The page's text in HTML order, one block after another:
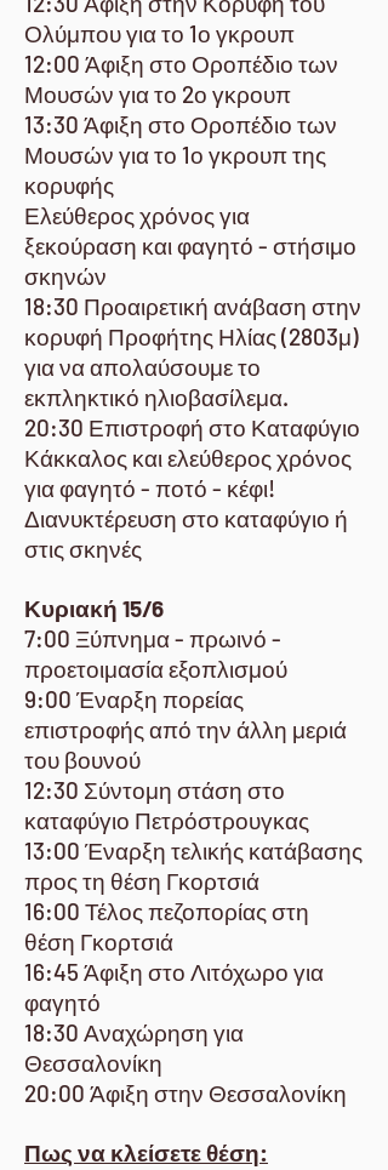
Ολύμπου για το 1ο γκρουπ
12:00 Άφιξη στο Οροπέδιο των
Μουσών για το 2ο γκρουπ
13:30 Άφιξη στο Οροπέδιο των
Μουσών για το 1ο γκρουπ της
κορυφής
Ελεύθερος χρόνος για
ξεκούραση και φαγητό - στήσιμο
σκηνών
18:30 Προαιρετική ανάβαση στην
κορυφή Προφήτης Ηλίας (2803μ)
για να απολαύσουμε το
εκπληκτικό ηλιοβασίλεμα.
20:30 Επιστροφή στο Καταφύγιο
Κάκκαλος και ελεύθερος χρόνος
για φαγητό - ποτό - κέφι!
Διανυκτέρευση στο καταφύγιο ή
στις σκηνές
Κυριακή 15/6
7:00 Ξύπνημα - πρωινό -
προετοιμασία εξοπλισμού
9:00 Έναρξη πορείας
επιστροφής από την άλλη μεριά
του βουνού
12:30 Σύντομη στάση στο
καταφύγιο Πετρόστρουγκας
13:00 Έναρξη τελικής κατάβασης
προς τη θέση Γκορτσιά
16:00 Τέλος πεζοπορίας στη
θέση Γκορτσιά
16:45 Άφιξη στο Λιτόχωρο για
φαγητό
18:30 Αναχώρηση για
Θεσσαλονίκη
20:00 Άφιξη στην Θεσσαλονίκη
Πως να κλείσετε θέση: